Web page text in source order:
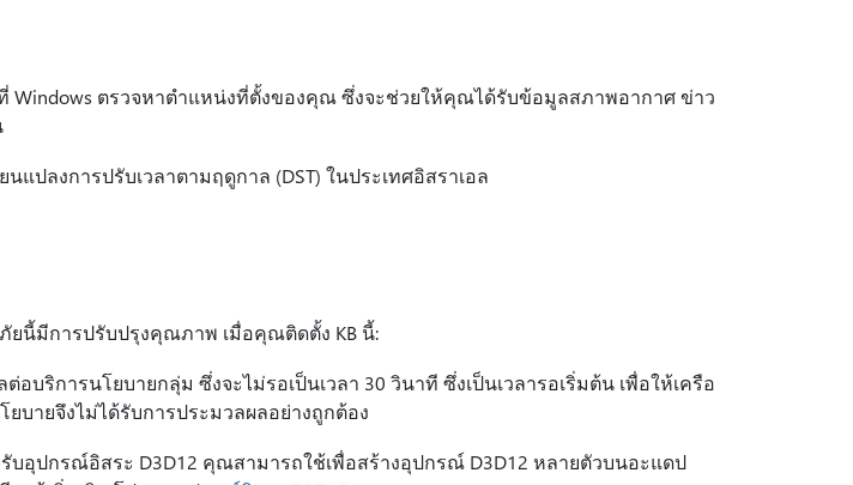
Windows ตรวจหาตําแหน่งที่ตั้งของคุณ ซึ่งจะช่วยให้คุณได้รับข้อมูลสภาพอากาศ ข่าว
แปลงการปรับเวลาตามฤดูกาล (DST) ในประเทศอิสราเอล
ยนี้มีการปรับปรุงคุณภาพ เมื่อคุณติดตั้ง KB นี้:
บริการนโยบายกลุ่ม ซึ่งจะไม่รอเป็นเวลา 30 วินาที ซึ่งเป็นเวลารอเริ่มต้น เพื่อให้เครือ
บายจึงไม่ได้รับการประมวลผลอย่างถูกต้อง
รับอุปกรณ์อิสระ D3D12 คุณสามารถใช้เพื่อสร้างอุปกรณ์ D3D12 หลายตัวบนอะแดป